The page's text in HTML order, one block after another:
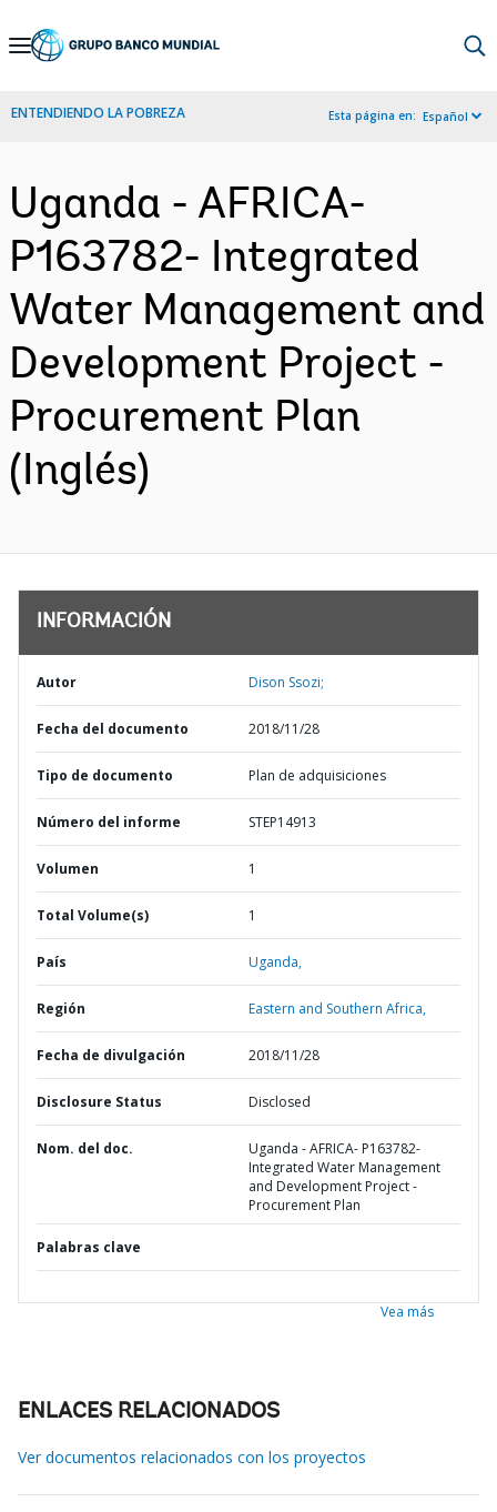
Skip
Navigation
ENTENDIENDO LA POBREZA Esta página en: Español
Uganda - AFRICA-
P163782- Integrated
Water Management and
Development Project -
Procurement Plan
(Inglés)
INFORMACIÓN
Autor Dison Ssozi;
Fecha del documento 2018/11/28
Tipo de documento Plan de adquisiciones
Número del informe STEP14913
Volumen 1
Total Volume(s) 1
País Uganda,
Región Eastern and Southern Africa,
Fecha de divulgación 2018/11/28
Disclosure Status Disclosed
Nom. del doc.
Uganda - AFRICA- P163782-
Integrated Water Management
and Development Project -
Procurement Plan
Palabras clave
Vea más
ENLACES RELACIONADOS
Ver documentos relacionados con los proyectos